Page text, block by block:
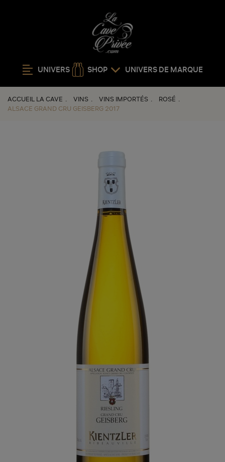
UNIVERS SHOP UNIVERS DE MARQUE
ACCUEIL LA CAVE VINS VINS IMPORTÉS
ROSÉ
ALSACE GRAND CRU GEISBERG 2017